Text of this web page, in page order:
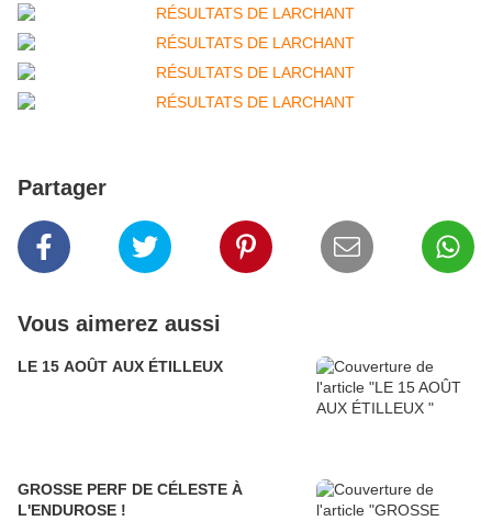
Partager
Vous aimerez aussi
LE 15 AOÛT AUX ÉTILLEUX
GROSSE PERF DE CÉLESTE À
L'ENDUROSE !